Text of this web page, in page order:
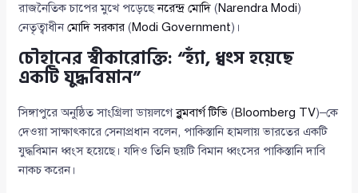
রাজনৈতিক চাপের মুখে পড়েছেনরেন্দ্র মোদি (Narendra Modi)
নেতৃত্বাধীনমোদি সরকার (Modi Government)।
চৌহানের স্বীকারোক্তি: “হ্যাঁ, ধ্বংস হয়েছে
একটি যুদ্ধবিমান”
সিঙ্গাপুরে অনুষ্ঠিত সাংগ্রিলা ডায়লগেব্লুমবার্গ টিভি (Bloomberg TV)–কে
দেওয়া সাক্ষাৎকারে সেনাপ্রধান বলেন, পাকিস্তানি হামলায় ভারতের একটি
যুদ্ধবিমান ধ্বংস হয়েছে। যদিও তিনি ছয়টি বিমান ধ্বংসের পাকিস্তানি দাবি
নাকচ করেন।